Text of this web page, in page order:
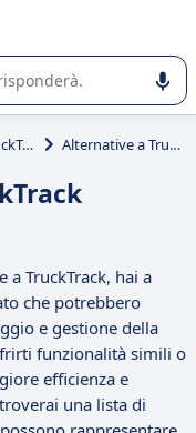
di un
TruckTrack Alternative a TruckTrack
a TruckTrack, hai a
che potrebbero
e gestione della
funzionalità simili o
efficienza e
una lista di